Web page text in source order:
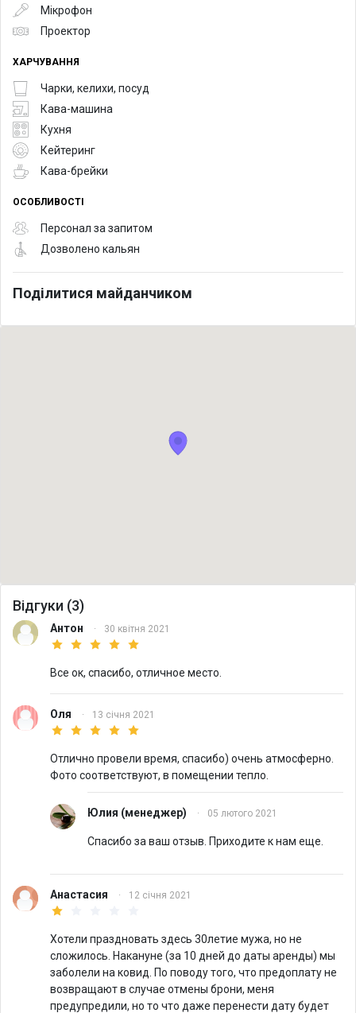
Мікрофон
Проектор
ХАРЧУВАННЯ
Чарки, келихи, посуд
Кава-машина
Кухня
Кейтеринг
Кава-брейки
ОСОБЛИВОСТІ
Персонал за запитом
Дозволено кальян
Поділитися майданчиком
Відгуки (3)
Антон · 30 квітня 2021
Все ок, спасибо, отличное место.
Оля · 13 січня 2021
Отлично провели время, спасибо) очень атмосферно.
Фото соответствуют, в помещении тепло.
Юлия (менеджер) · 05 лютого 2021
Спасибо за ваш отзыв. Приходите к нам еще.
Анастасия · 12 січня 2021
Хотели праздновать здесь 30летие мужа, но не
сложилось. Накануне (за 10 дней до даты аренды) мы
заболели на ковид. По поводу того, что предоплату не
возвращают в случае отмены брони, меня
предупредили, но то что даже перенести дату будет